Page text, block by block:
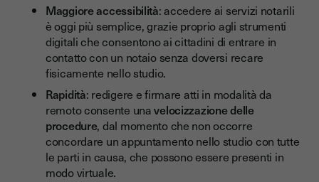
Maggiore accessibilità: accedere ai servizi notarili
è oggi più semplice, grazie proprio agli strumenti
digitali che consentono ai cittadini di entrare in
contatto con un notaio senza doversi recare
fisicamente nello studio.
Rapidità: redigere e firmare atti in modalità da
remoto consente unavelocizzazione delle
procedure, dal momento che non occorre
concordare un appuntamento nello studio con tutte
le parti in causa, che possono essere presenti in
modo virtuale.